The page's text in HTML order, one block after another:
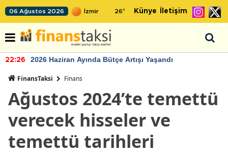
06 Ağustos 2026 26° Künye İletişim
22:26 2026 Haziran Ayında Bütçe Artışı Yaşandı
FinansTaksi Finans
Ağustos 2024’te temettü
verecek hisseler ve
temettü tarihleri